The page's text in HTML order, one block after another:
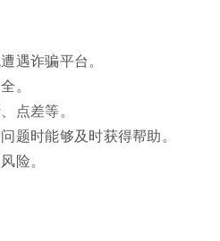
遇诈骗平台。
。
点差等。
题时能够及时获得帮助。
险。